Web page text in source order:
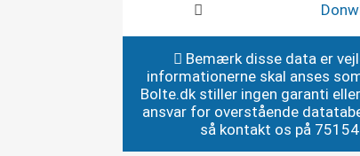
Bemærk disse data er
informationerne skal anses
Bolte.dk stiller ingen garanti
ansvar for overstående
så kontakt os på